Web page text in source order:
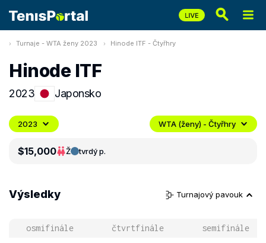
Turnaje - WTA ženy 2023 Hinode ITF - Čtyřhry
Hinode ITF
2023 Japonsko
2023 WTA (ženy) - Čtyřhry
$15,000 Ž tvrdý p.
Výsledky Turnajový pavouk
osmifinále čtvrtfinále semifinále